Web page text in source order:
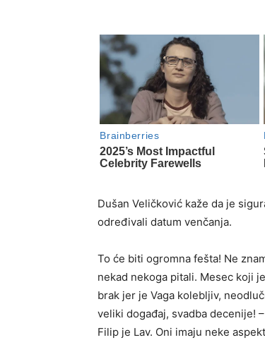
Dušan Veličković kaže da je
određivali datum venčanja.
To će biti ogromna fešta! Ne
nekad nekoga pitali. Mesec koji
brak jer je Vaga kolebljiv,
veliki događaj, svadba decenije!
Filip je Lav. Oni imaju neke